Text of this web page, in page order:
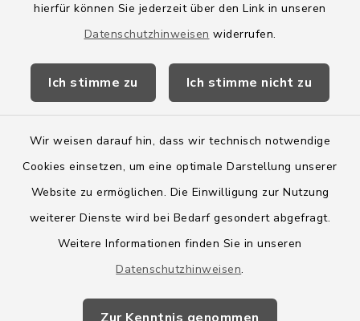
hierfür können Sie jederzeit über den Link in unseren
Datenschutzhinweisen widerrufen.
Ich stimme zu Ich stimme nicht zu
Wir weisen darauf hin, dass wir technisch notwendige
Cookies einsetzen, um eine optimale Darstellung unserer
Website zu ermöglichen. Die Einwilligung zur Nutzung
weiterer Dienste wird bei Bedarf gesondert abgefragt.
Weitere Informationen finden Sie in unseren
Datenschutzhinweisen.
Amtsbroschüre
Wege-Zweckverband
Barrierefreiheit